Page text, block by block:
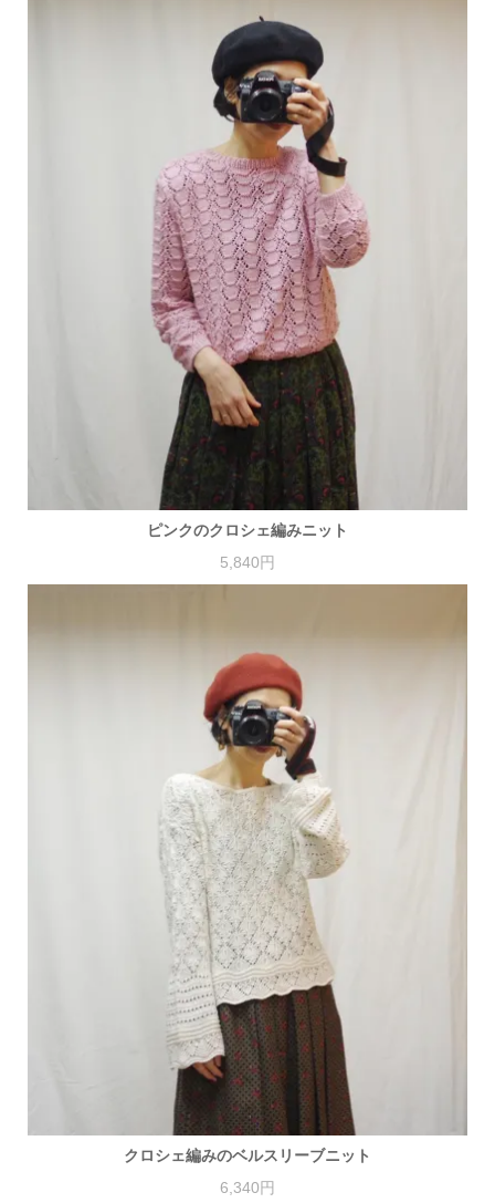
ピンクのクロシェ編みニット
5,840円
クロシェ編みのベルスリーブニット
6,340円